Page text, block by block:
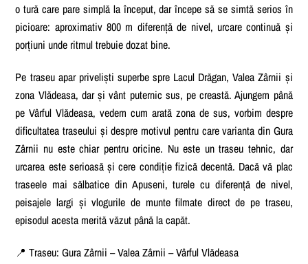
o tură care pare simplă la început, dar începe să se simtă serios în
picioare: aproximativ 800 m diferență de nivel, urcare continuă și
porțiuni unde ritmul trebuie dozat bine.
Pe traseu apar priveliști superbe spre Lacul Drăgan, Valea Zârnii și
zona Vlădeasa, dar și vânt puternic sus, pe creastă. Ajungem până
pe Vârful Vlădeasa, vedem cum arată zona de sus, vorbim despre
dificultatea traseului și despre motivul pentru care varianta din Gura
Zârnii nu este chiar pentru oricine. Nu este un traseu tehnic, dar
urcarea este serioasă și cere condiție fizică decentă. Dacă vă plac
traseele mai sălbatice din Apuseni, turele cu diferență de nivel,
peisajele largi și vlogurile de munte filmate direct de pe traseu,
episodul acesta merită văzut până la capăt.
📍 Traseu: Gura Zârnii – Valea Zârnii – Vârful Vlădeasa